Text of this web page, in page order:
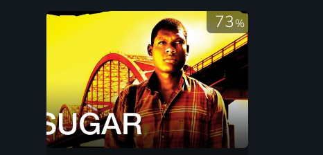
73%